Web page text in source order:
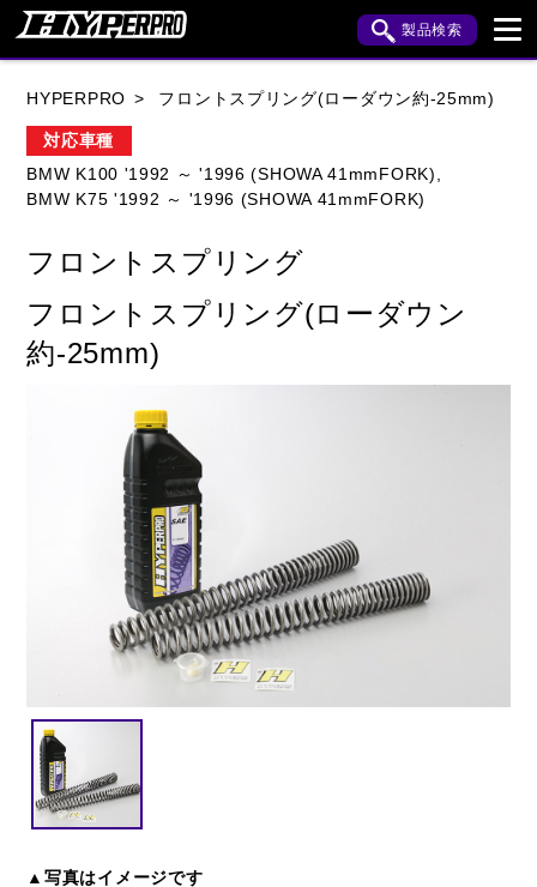
製品検索
YAMAHA
KAWASAKI APRILIA
BUELL CAGIVA DUCATI
HARLEY DAVIDSON
KTM
MV AGUSTA
TRIUMPH
閉じる
HYPERPRO フロントスプリング(ローダウン約-25mm)
対応車種
BMW K100 '1992 ～ '1996 (SHOWA 41mmFORK),
BMW K75 '1992 ～ '1996 (SHOWA 41mmFORK)
フロントスプリング
フロントスプリング(ローダウン
約-25mm)
▲写真はイメージです